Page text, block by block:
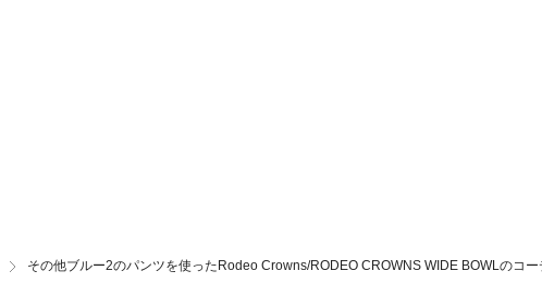
その他ブルー2のパンツを使ったRodeo Crowns/RODEO CROWNS WIDE BOWLのコー